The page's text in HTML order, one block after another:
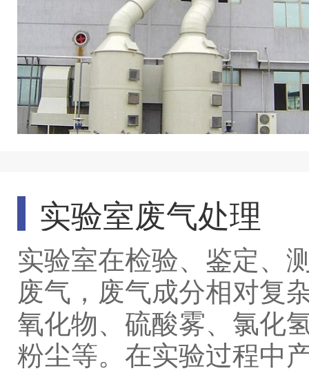
实验室废气处理
实验室在检验、鉴定、
废气，废气成分相对复
氧化物、硫酸雾、氯化
粉尘等。在实验过程中